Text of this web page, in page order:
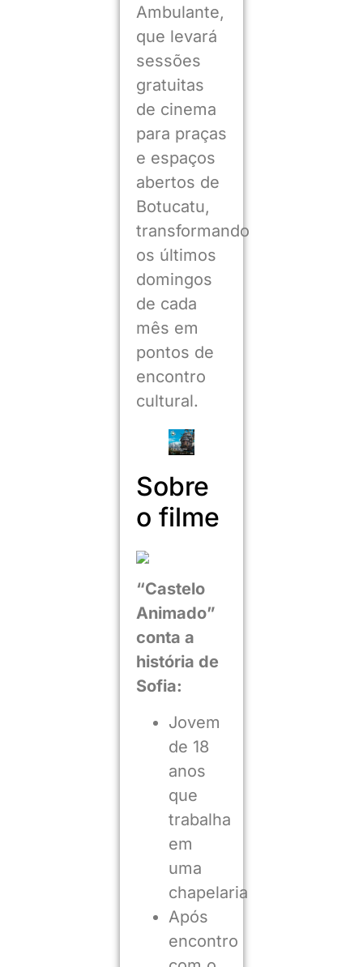
Ambulante,
que levará
sessões
gratuitas
de cinema
para praças
e espaços
abertos de
Botucatu,
transformando
os últimos
domingos
de cada
mês em
pontos de
encontro
cultural.
Sobre
o filme
“Castelo
Animado”
conta a
história de
Sofia:
Jovem
de 18
anos
que
trabalha
em
uma
chapelaria
Após
encontro